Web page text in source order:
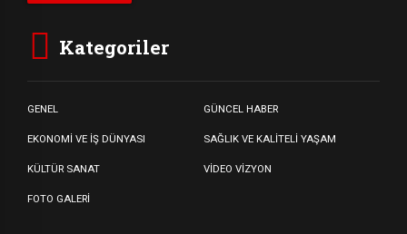
Kategoriler
GENEL GÜNCEL HABER
EKONOMİ VE İŞ DÜNYASI SAĞLIK VE KALİTELİ YAŞAM
KÜLTÜR SANAT VİDEO VİZYON
FOTO GALERİ